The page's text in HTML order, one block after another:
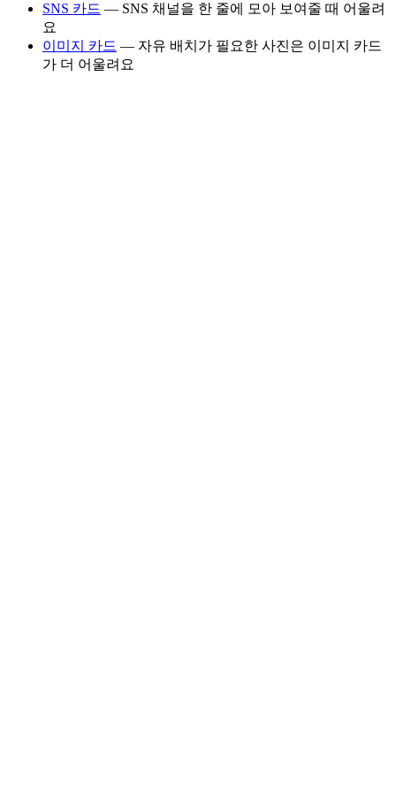
SNS 카드 — SNS 채널을 한 줄에 모아 보여줄 때 어울려
요
이미지 카드 — 자유 배치가 필요한 사진은 이미지 카드
가 더 어울려요